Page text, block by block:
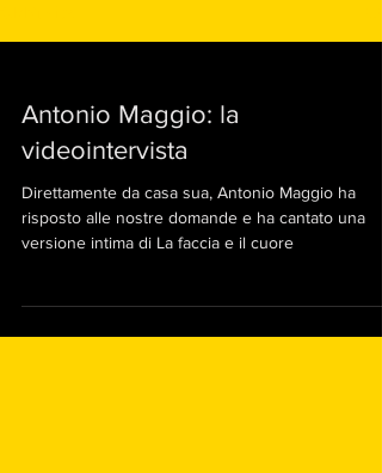
Antonio Maggio: la
videointervista
Direttamente da casa sua, Antonio Maggio ha
risposto alle nostre domande e ha cantato una
versione intima di La faccia e il cuore